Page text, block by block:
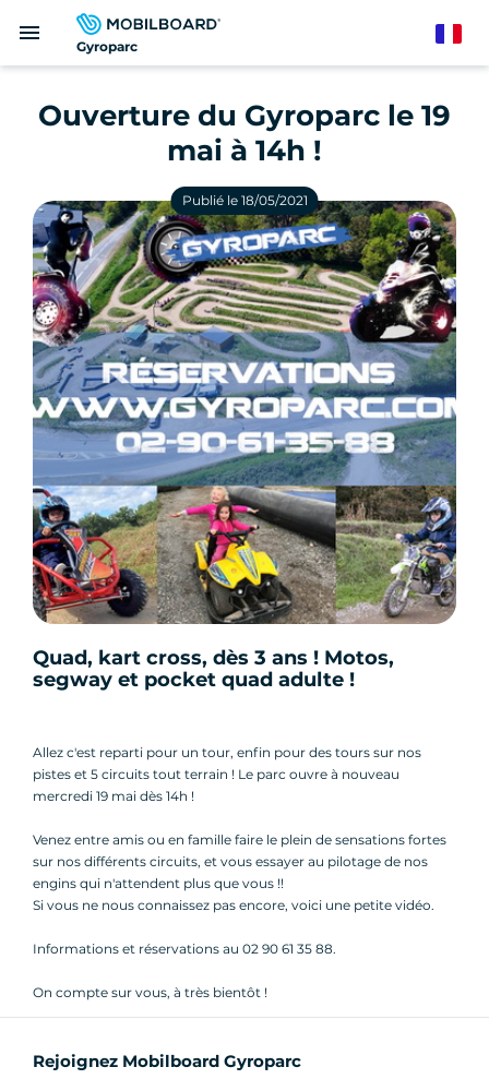
Gyroparc
menu
Ouverture du Gyroparc le 19
mai à 14h !
Publié le 18/05/2021
Quad, kart cross, dès 3 ans ! Motos,
segway et pocket quad adulte !
Allez c'est reparti pour un tour, enfin pour des tours sur nos
pistes et 5 circuits tout terrain ! Le parc ouvre à nouveau
mercredi 19 mai dès 14h !
Venez entre amis ou en famille faire le plein de sensations fortes
sur nos différents circuits, et vous essayer au pilotage de nos
engins qui n'attendent plus que vous !!
Si vous ne nous connaissez pas encore, voici une petite vidéo.
Informations et réservations au 02 90 61 35 88.
On compte sur vous, à très bientôt !
Rejoignez Mobilboard Gyroparc